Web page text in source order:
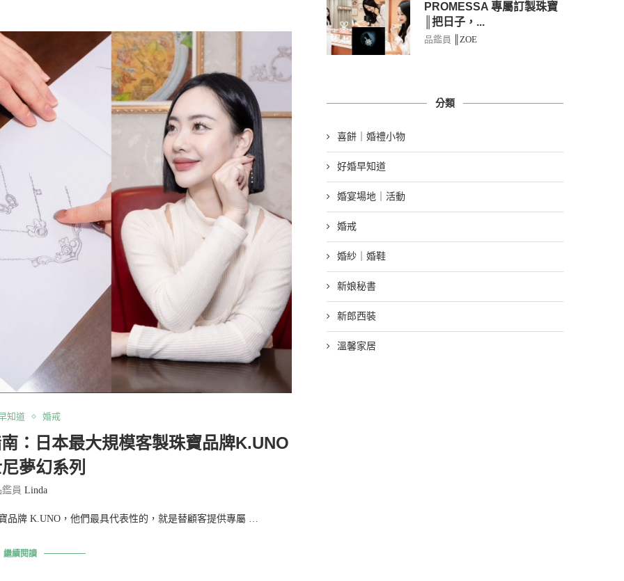
知道 婚戒
：日本最大規模客製珠寶品牌K.UNO
夢幻系列
鑑員Linda
牌 K.UNO，他們最具代表性的，就是替顧客提供專屬 …
繼續閱讀
PROMESSA 專屬訂製珠寶
║把日子，...
品鑑員 ║ZOE
分類
喜餅｜婚禮小物
好婚早知道
婚宴場地｜活動
婚戒
婚紗｜婚鞋
新娘秘書
新郎西裝
溫馨家居